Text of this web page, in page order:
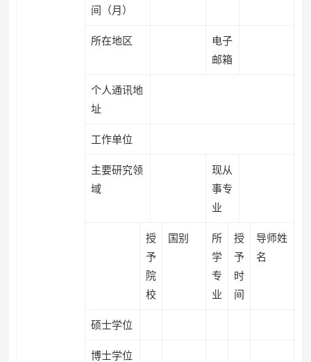
间（月）
所在地区
电子
邮箱
个人通讯地
址
工作单位
主要研究领
域
现从
事专
业
授
予
院
校
国别
所
学
专
业
授
予
时
间
导师姓
名
硕士学位
博士学位